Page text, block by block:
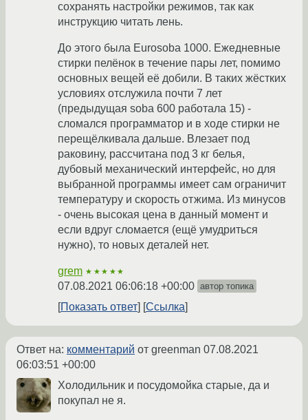
сохранять настройки режимов, так как
инструкцию читать лень.
До этого была Eurosoba 1000. Ежедневные
стирки пелёнок в течение пары лет, помимо
основных вещей её добили. В таких жёстких
условиях отслужила почти 7 лет
(предыдущая soba 600 работала 15) -
сломался программатор и в ходе стирки не
перещёлкивала дальше. Влезает под
раковину, рассчитана под 3 кг белья,
дубовый механический интерфейс, но для
выбранной программы имеет сам ограничит
температуру и скорость отжима. Из минусов
- очень высокая цена в данный момент и
если вдруг сломается (ещё умудриться
нужно), то новых деталей нет.
grem ★★★★★
07.08.2021 06:06:18 +00:00 автор топика
Показать ответ Ссылка
Ответ на: комментарий от greenman 07.08.2021
06:03:51 +00:00
Холодильник и посудомойка старые, да и
покупал не я.